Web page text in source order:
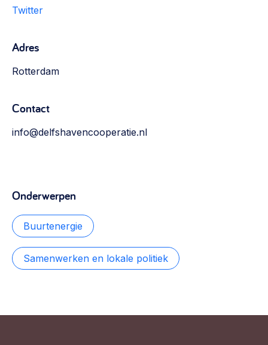
gebiedsontwikkeling>
Twitter
Adres
Rotterdam
Contact
info@delfshavencooperatie.nl
Onderwerpen
Buurtenergie
Samenwerken en lokale politiek